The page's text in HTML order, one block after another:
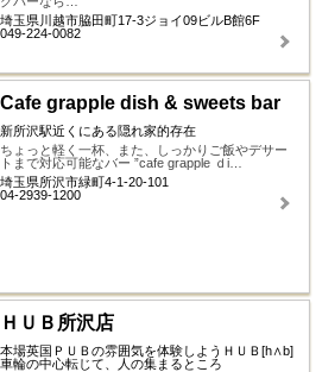
埼玉県川越市脇田町17-3ジョイ09ビルB館6F
049-224-0082
Cafe grapple dish & sweets bar
新所沢駅近くにある隠れ家的存在
ちょっと軽く一杯、また、しっかりご飯やデサー
トまで対応可能なバー ”cafe grapple ｄi…
埼玉県所沢市緑町4-1-20-101
04-2939-1200
ＨＵＢ所沢店
本場英国ＰＵＢの雰囲気を体験しようＨＵＢ[h∧b]
車輪の中心転じて、人の集まるところ